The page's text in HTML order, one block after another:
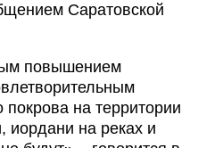
Саратовской
повышением
на территории
иордани на реках и